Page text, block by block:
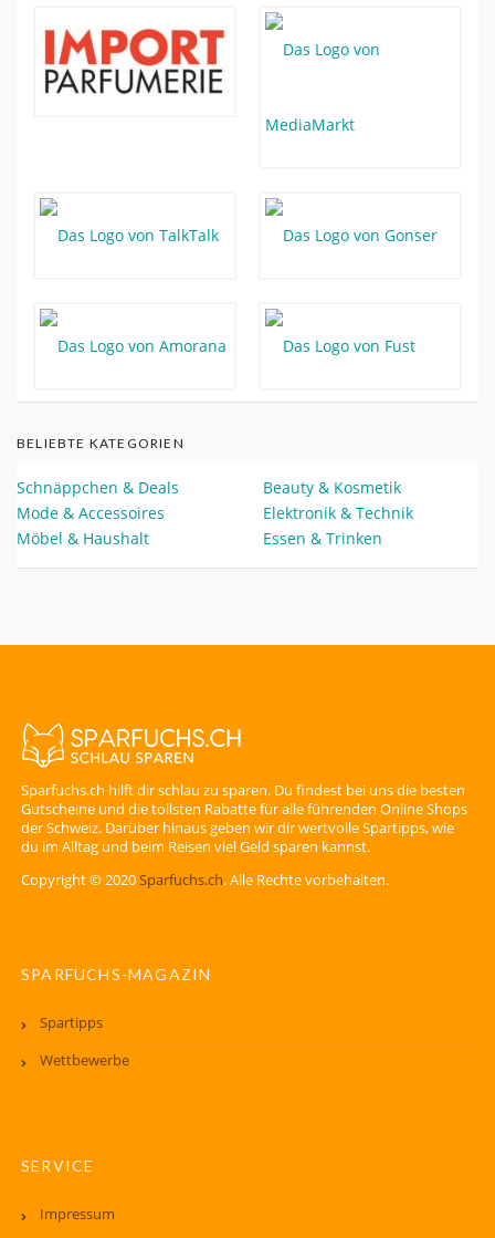
BELIEBTE KATEGORIEN
Schnäppchen & Deals
Beauty & Kosmetik
Mode & Accessoires
Elektronik & Technik
Möbel & Haushalt
Essen & Trinken
Sparfuchs.ch hilft dir schlau zu sparen. Du findest bei uns die besten
Gutscheine und die tollsten Rabatte für alle führenden Online Shops
der Schweiz. Darüber hinaus geben wir dir wertvolle Spartipps, wie
du im Alltag und beim Reisen viel Geld sparen kannst.
Copyright © 2020Sparfuchs.ch. Alle Rechte vorbehalten.
SPARFUCHS-MAGAZIN
Spartipps
Wettbewerbe
SERVICE
Impressum